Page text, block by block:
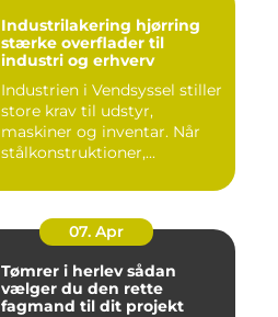
Industrilakering hjørring
stærke overflader til
industri og erhverv
Industrien i Vendsyssel stiller
store krav til udstyr,
maskiner og inventar. Når
stålkonstruktioner,...
07. Apr
Tømrer i herlev sådan
vælger du den rette
fagmand til dit projekt